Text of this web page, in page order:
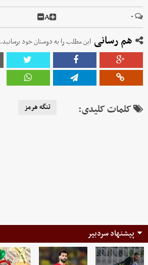
۰ A
هم رسانی این مطلب را به دوستان خود برسانید.
کلمات کلیدی: تنگه هرمز
پیشنهاد سردبیر